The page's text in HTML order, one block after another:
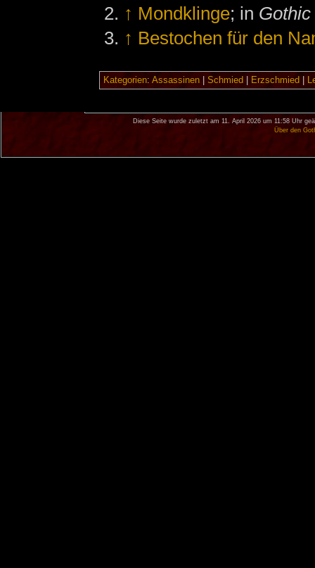
↑ Mondklinge; in
↑ Bestochen für den
Kategorien: Assassinen| Schmied Erzschmied
Diese Seite wurde zuletzt am 11. April 2026 um 11:58 Uhr
Über den